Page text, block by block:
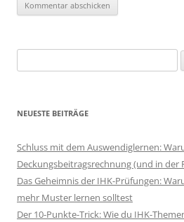
nach:
NEUESTE BEITRÄGE
Schluss mit dem Auswendiglernen:
Deckungsbeitragsrechnung (und in der
Das Geheimnis der IHK-Prüfungen:
mehr Muster lernen solltest
Der 10-Punkte-Trick: Wie du IHK-